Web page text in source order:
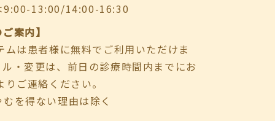
9:00-13:00/14:00-16:30
案内】
ムは患者様に無料でご利用いただけま
・変更は、前日の診療時間内までにお
ご連絡ください。
を得ない理由は除く